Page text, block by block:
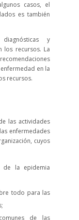
casos, el
es también
y
los recursos. La
en la
recursos.
las actividades
enfermedades
cuyos
de la epidemia
todo para las
de las